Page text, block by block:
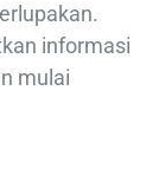
informasi
mulai